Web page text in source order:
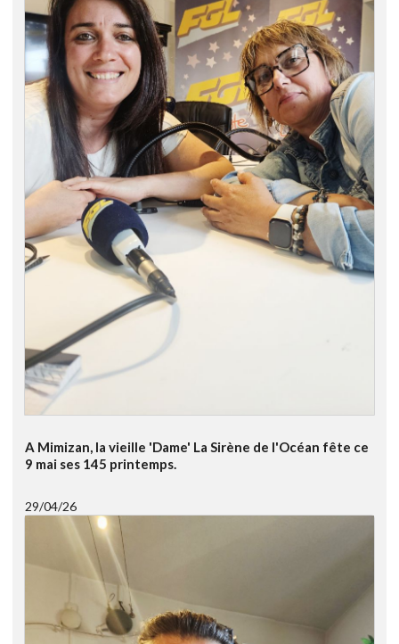
A Mimizan, la vieille 'Dame' La Sirène de l'Océan fête ce
9 mai ses 145 printemps.
29/04/26